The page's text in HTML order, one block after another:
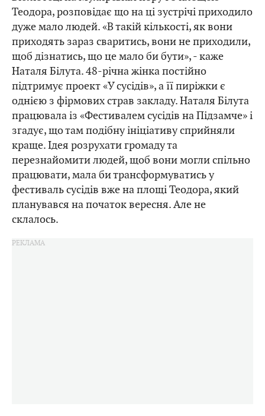
Теодора, розповідає що на ці зустрічі приходило
дуже мало людей. «В такій кількості, як вони
приходять зараз сваритись, вони не приходили,
щоб дізнатись, що це мало би бути», - каже
Наталя Білута. 48-річна жінка постійно
підтримує проект «У сусідів», а її пиріжки є
однією з фірмових страв закладу. Наталя Білута
працювала із «Фестивалем сусідів на Підзамче» і
згадує, що там подібну ініціативу сприйняли
краще. Ідея розрухати громаду та
перезнайомити людей, щоб вони могли спільно
працювати, мала би трансформуватись у
фестиваль сусідів вже на площі Теодора, який
планувався на початок вересня. Але не
склалось.